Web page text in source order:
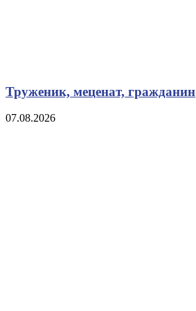
Труженик, меценат, гражданин
07.08.2026